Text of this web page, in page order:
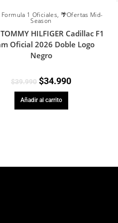
1 Oficiales, 🌴Ofertas Mid-
Season
HILFIGER Cadillac F1
Oficial 2026 Doble Logo
Negro
$39.990 $34.990
Añadir al carrito